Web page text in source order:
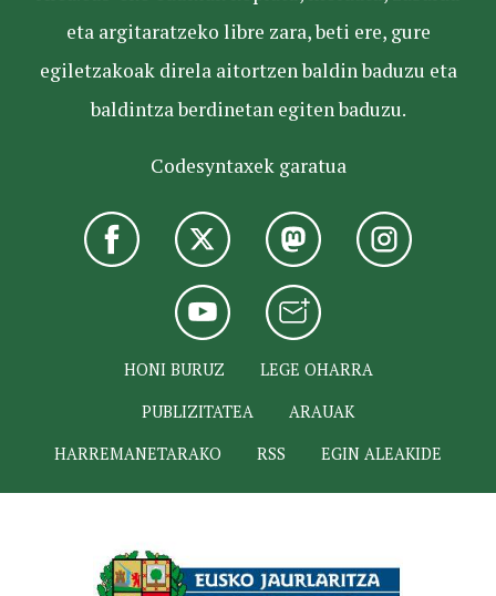
eta argitaratzeko libre zara, beti ere, gure
egiletzakoak direla aitortzen baldin baduzu eta
baldintza berdinetan egiten baduzu.
Codesyntaxek garatua
HONI BURUZ
LEGE OHARRA
PUBLIZITATEA
ARAUAK
HARREMANETARAKO
RSS EGIN ALEAKIDE